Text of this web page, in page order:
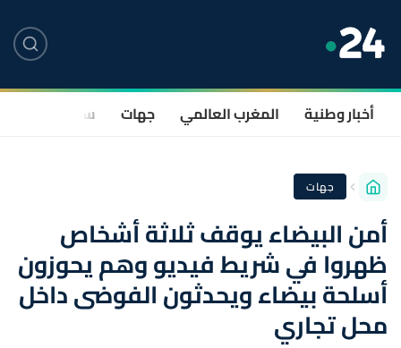
أخبار وطنية المغرب العالمي جهات سياسة
جهات
أمن البيضاء يوقف ثلاثة أشخاص
ظهروا في شريط فيديو وهم يحوزون
أسلحة بيضاء ويحدثون الفوضى داخل
محل تجاري